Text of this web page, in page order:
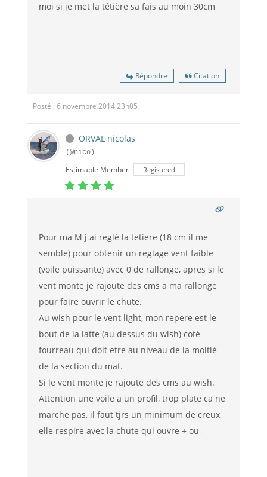
moi si je met la têtière sa fais au moin 30cm
Répondre Citation
Posté : 6 novembre 2014 23h05
ORVAL nicolas
(@nico)
Estimable Member Registered
Pour ma M j ai reglé la tetiere (18 cm il me
semble) pour obtenir un reglage vent faible
(voile puissante) avec 0 de rallonge, apres si le
vent monte je rajoute des cms a ma rallonge
pour faire ouvrir le chute.
Au wish pour le vent light, mon repere est le
bout de la latte (au dessus du wish) coté
fourreau qui doit etre au niveau de la moitié
de la section du mat.
Si le vent monte je rajoute des cms au wish.
Attention une voile a un profil, trop plate ca ne
marche pas, il faut tjrs un minimum de creux,
elle respire avec la chute qui ouvre + ou -